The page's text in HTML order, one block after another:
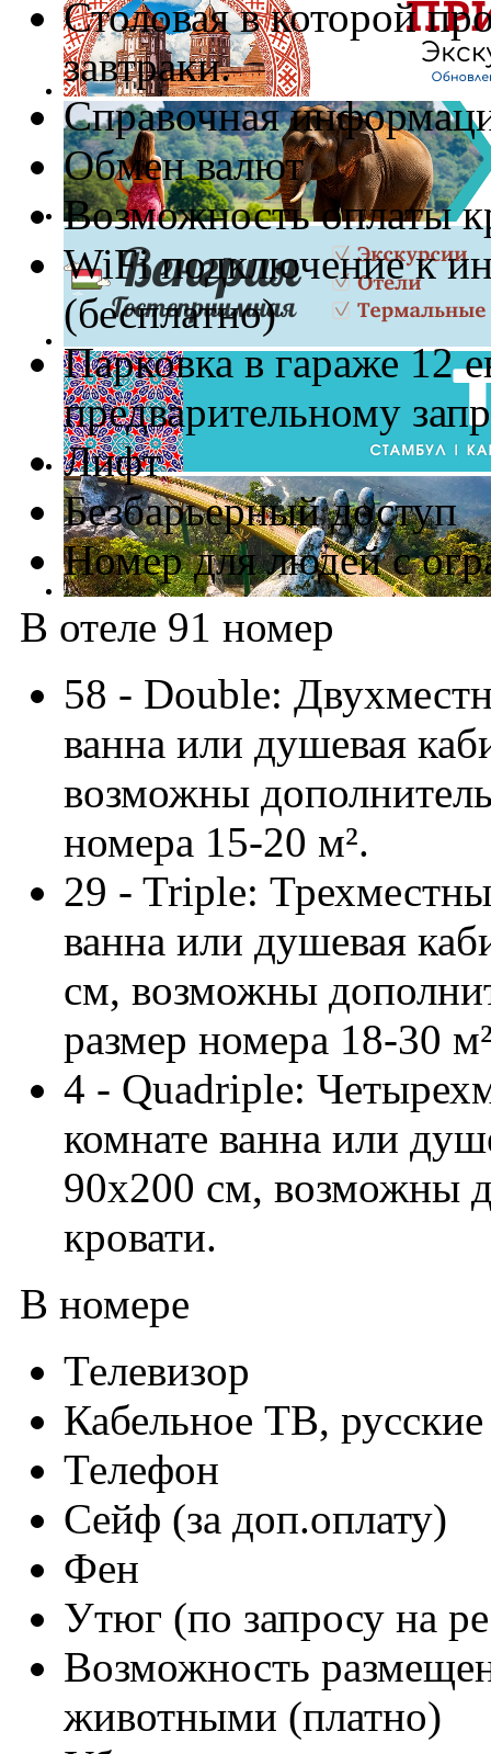
Столовая в которой
завтраки.
Справочная
Обмен валют
Возможность оплаты
WiFi подключение к
(бесплатно)
Парковка в гараже 12
предварительному
Лифт
Безбарьерный доступ
Номер для людей с
В отеле 91 номер
58 - Double:
ванна или душевая
возможны
номера 15-20 м².
29 - Triple:
ванна или душевая
см, возможны
размер номера 18-30
4 - Quadriple:
комнате ванна или
90х200 см, возможны
кровати.
В номере
Телевизор
Кабельное ТВ,
Телефон
Сейф (за доп.оплату)
Фен
Утюг (по запросу на
Возможность
животными (платно)